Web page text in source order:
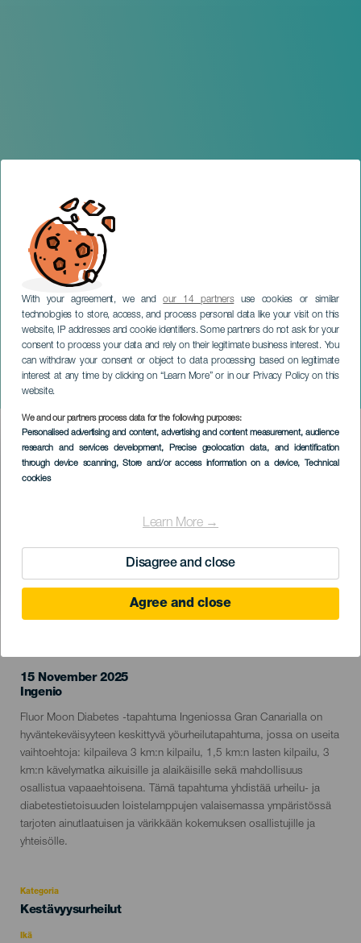
With your agreement, we andour 14 partnersuse cookies or similar
technologies to store, access, and process personal data like your visit on this
website, IP addresses and cookie identifiers. Some partners do not ask for your
consent to process your data and rely on their legitimate business interest. You
can withdraw your consent or object to data processing based on legitimate
interest at any time by clicking on “Learn More” or in our Privacy Policy on this
website.
We and our partners process data for the following purposes:
Personalised advertising and content, advertising and content measurement, audience
research and services development, Precise geolocation data, and identification
through device scanning, Store and/or access information on a device, Technical
cookies
Learn More →
Disagree and close
Agree and close
Fluor Moon
GRAN CANARIA
Imagen
Listado
15 November 2025
Localidad
Ingenio
Descripción
del
evento
Fluor Moon Diabetes -tapahtuma Ingeniossa Gran Canarialla on
hyväntekeväisyyteen keskittyvä yöurheilutapahtuma, jossa on useita
vaihtoehtoja: kilpaileva 3 km:n kilpailu, 1,5 km:n lasten kilpailu, 3
km:n kävelymatka aikuisille ja alaikäisille sekä mahdollisuus
osallistua vapaaehtoisena. Tämä tapahtuma yhdistää urheilu- ja
diabetestietoisuuden loistelamppujen valaisemassa ympäristössä
tarjoten ainutlaatuisen ja värikkään kokemuksen osallistujille ja
yhteisölle.
Kategoria
Categoría
evento
Kestävyysurheilut
Ikä